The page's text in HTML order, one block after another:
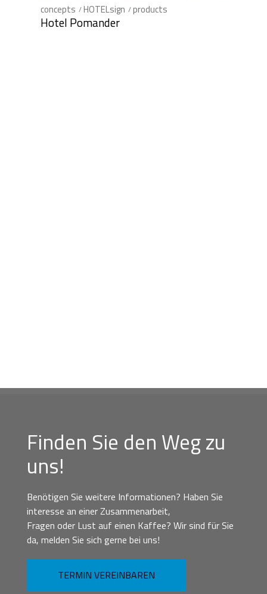
concepts HOTELsign products
Hotel Pomander
Finden Sie den Weg zu
uns!
Benötigen Sie weitere Informationen? Haben Sie
interesse an einer Zusammenarbeit,
Fragen oder Lust auf einen Kaffee? Wir sind für Sie
da, melden Sie sich gerne bei uns!
TERMIN VEREINBAREN